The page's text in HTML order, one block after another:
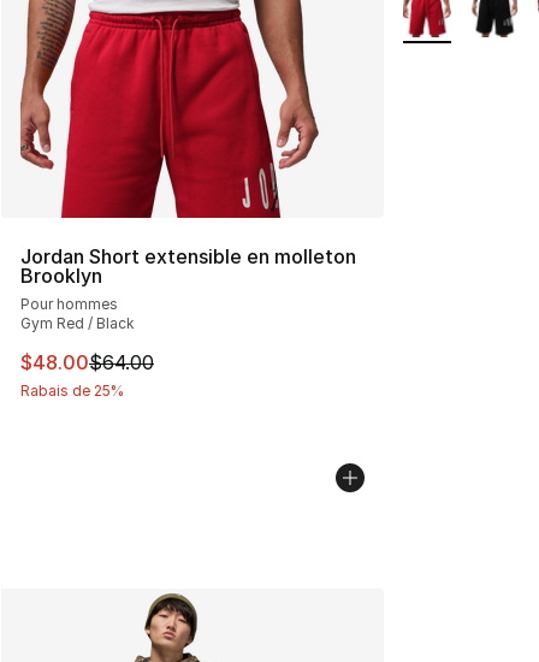
Jordan Short extensible en molleton
Brooklyn
Pour hommes
Gym Red / Black
Cet article est en solde. Le prix est passé de $64.00 à
$48.00$64.00
Rabais de 25%